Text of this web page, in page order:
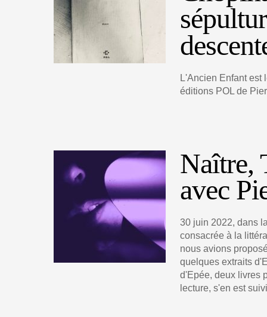
L'Ancien Enfant est
éditions POL de
Naître,
avec
30 juin 2022, dans
consacrée à la
nous avions
quelques extraits
d'Epée, deux livres
lecture, s'en est